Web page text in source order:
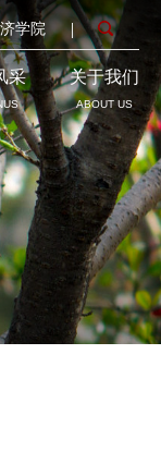
学院
采 关于我们
ABOUT US